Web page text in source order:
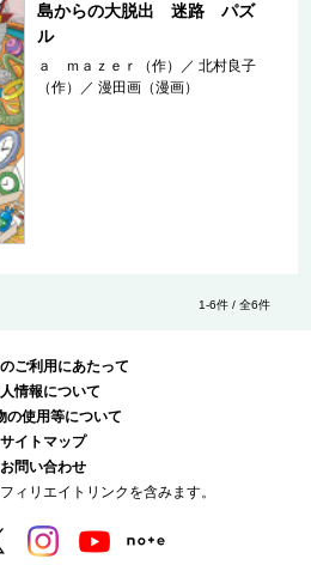
島からの大脱出 迷路 パズ
ル
ａ ｍａｚｅｒ（作） ／北村良子
（作）
／漫田画（漫画）
1-6件 / 全6件
ご利用にあたって
情報について
の使用等について
サイトマップ
お問い合わせ
ィリエイトリンクを含みます。